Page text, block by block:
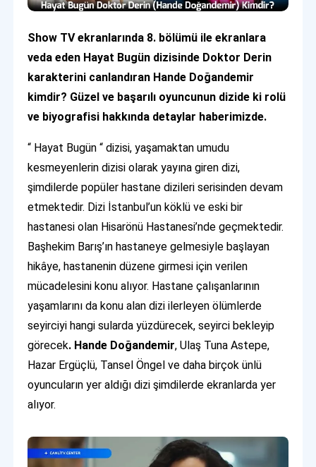
Show TV ekranlarında 8. bölümü ile ekranlara
veda eden Hayat Bugün dizisinde Doktor Derin
karakterini canlandıran Hande Doğandemir
kimdir? Güzel ve başarılı oyuncunun dizide ki rolü
ve biyografisi hakkında detaylar haberimizde.
“ Hayat Bugün “ dizisi, yaşamaktan umudu
kesmeyenlerin dizisi olarak yayına giren dizi,
şimdilerde popüler hastane dizileri serisinden devam
etmektedir. Dizi İstanbul’un köklü ve eski bir
hastanesi olan Hisarönü Hastanesi’nde geçmektedir.
Başhekim Barış’ın hastaneye gelmesiyle başlayan
hikâye, hastanenin düzene girmesi için verilen
mücadelesini konu alıyor. Hastane çalışanlarının
yaşamlarını da konu alan dizi ilerleyen ölümlerde
seyirciyi hangi sularda yüzdürecek, seyirci bekleyip
görecek. Hande Doğandemir, Ulaş Tuna Astepe,
Hazar Ergüçlü, Tansel Öngel ve daha birçok ünlü
oyuncuların yer aldığı dizi şimdilerde ekranlarda yer
alıyor.